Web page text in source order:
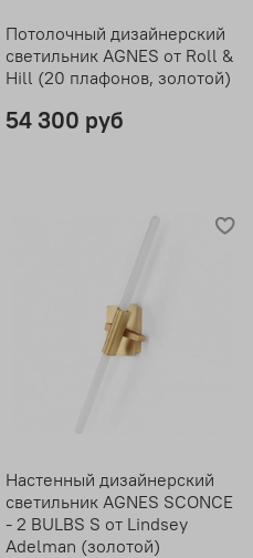
Потолочный дизайнерский
светильник AGNES от Roll &
Hill (20 плафонов, золотой)
54 300 руб
Настенный дизайнерский
светильник AGNES SCONCE
- 2 BULBS S от Lindsey
Adelman (золотой)